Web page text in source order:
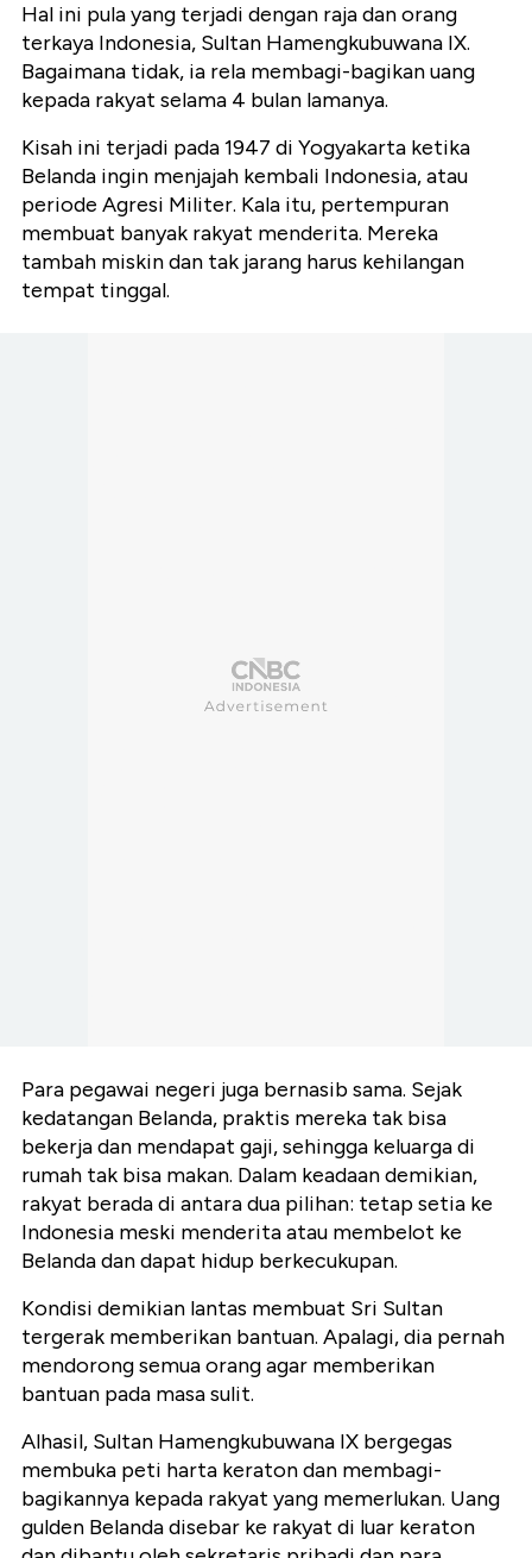
Hal ini pula yang terjadi dengan raja dan orang
terkaya Indonesia, Sultan Hamengkubuwana IX.
Bagaimana tidak, ia rela membagi-bagikan uang
kepada rakyat selama 4 bulan lamanya.
Kisah ini terjadi pada 1947 di Yogyakarta ketika
Belanda ingin menjajah kembali Indonesia, atau
periode Agresi Militer. Kala itu, pertempuran
membuat banyak rakyat menderita. Mereka
tambah miskin dan tak jarang harus kehilangan
tempat tinggal.
Para pegawai negeri juga bernasib sama. Sejak
kedatangan Belanda, praktis mereka tak bisa
bekerja dan mendapat gaji, sehingga keluarga di
rumah tak bisa makan. Dalam keadaan demikian,
rakyat berada di antara dua pilihan: tetap setia ke
Indonesia meski menderita atau membelot ke
Belanda dan dapat hidup berkecukupan.
Kondisi demikian lantas membuat Sri Sultan
tergerak memberikan bantuan. Apalagi, dia pernah
mendorong semua orang agar memberikan
bantuan pada masa sulit.
Alhasil, Sultan Hamengkubuwana IX bergegas
membuka peti harta keraton dan membagi-
bagikannya kepada rakyat yang memerlukan. Uang
gulden Belanda disebar ke rakyat di luar keraton